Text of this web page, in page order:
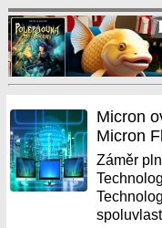
Micron
Micron
Záměr